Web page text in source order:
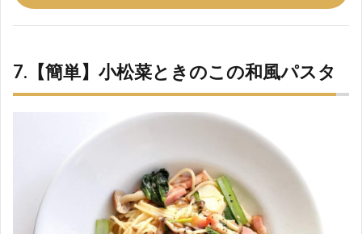
7.【簡単】小松菜ときのこの和風パスタ